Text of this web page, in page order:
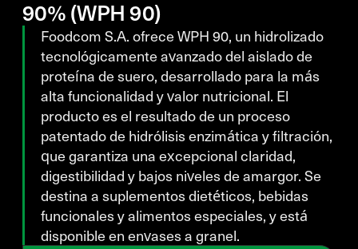
90% (WPH 90)
Foodcom S.A. ofrece WPH 90, un hidrolizado
tecnológicamente avanzado del aisladode
proteína de suero, desarrollado para la más
alta funcionalidad y valor nutricional. El
producto es el resultado de un proceso
patentado de hidrólisis enzimática y filtración,
que garantiza una excepcional claridad,
digestibilidad y bajos niveles de amargor. Se
destina a suplementos dietéticos, bebidas
funcionales y alimentos especiales, y está
disponible en envases a granel.